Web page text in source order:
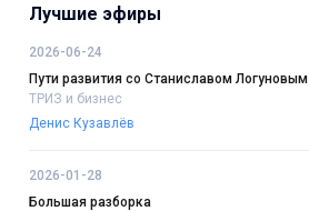
Лучшие эфиры
2026-06-24
Пути развития со Станиславом Логуновым
ТРИЗ и бизнес
Денис Кузавлёв
2026-01-28
Большая разборка